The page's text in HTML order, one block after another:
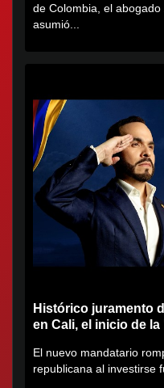
de Colombia, el
asumió...
Histórico juramento
en Cali, el inicio de
El nuevo mandatario
republicana al investirse